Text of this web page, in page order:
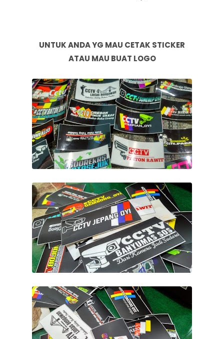
UNTUK ANDA YG MAU CETAK STICKER
ATAU MAU BUAT LOGO